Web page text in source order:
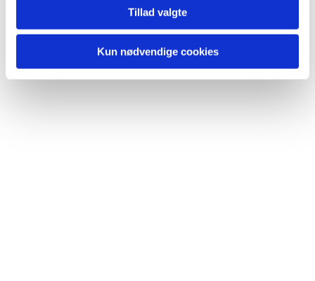
Tillad valgte
Kun nødvendige cookies
lide...